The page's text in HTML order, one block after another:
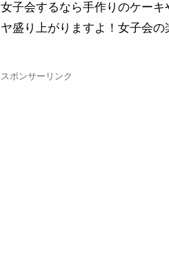
女子会するなら手作りのケー
ヤ盛り上がりますよ！女子会の
スポンサーリンク